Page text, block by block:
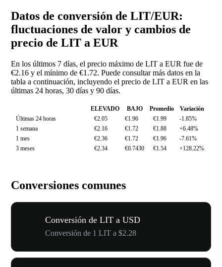
Datos de conversión de LIT/EUR:
fluctuaciones de valor y cambios de
precio de LIT a EUR
En los últimos 7 días, el precio máximo de LIT a EUR fue de
€2.16 y el mínimo de €1.72. Puede consultar más datos en la
tabla a continuación, incluyendo el precio de LIT a EUR en las
últimas 24 horas, 30 días y 90 días.
ELEVADO BAJO Promedio
Variación
Últimas 24 horas
€2.05 €1.96 €1.99
-1.85%
1 semana
€2.16 €1.72 €1.88
+6.48%
1 mes
€2.36 €1.72 €1.96
-7.61%
3 meses
€2.34 €0.7430 €1.54 +128.22%
Conversiones comunes
Conversión de LIT a USD
Conversión de 1 LIT a $2.28